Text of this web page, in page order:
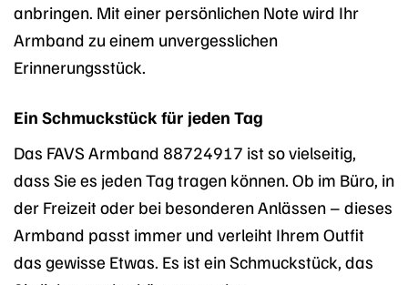
anbringen. Mit einer persönlichen Note wird Ihr
Armband zu einem unvergesslichen
Erinnerungsstück.
Ein Schmuckstück für jeden Tag
Das FAVS Armband 88724917 ist so vielseitig,
dass Sie es jeden Tag tragen können. Ob im Büro, in
der Freizeit oder bei besonderen Anlässen – dieses
Armband passt immer und verleiht Ihrem Outfit
das gewisse Etwas. Es ist ein Schmuckstück, das